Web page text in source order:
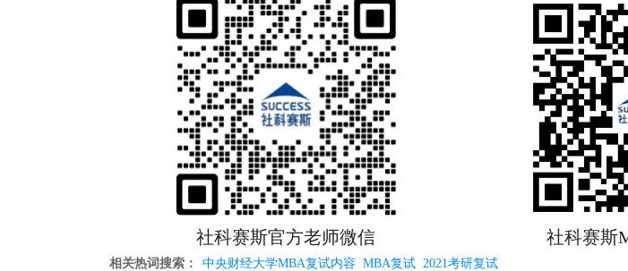
社科赛斯官方老师微信 社科赛斯
相关热词搜索： 中央财经大学MBA复试内容 MBA复试 2021考研复试